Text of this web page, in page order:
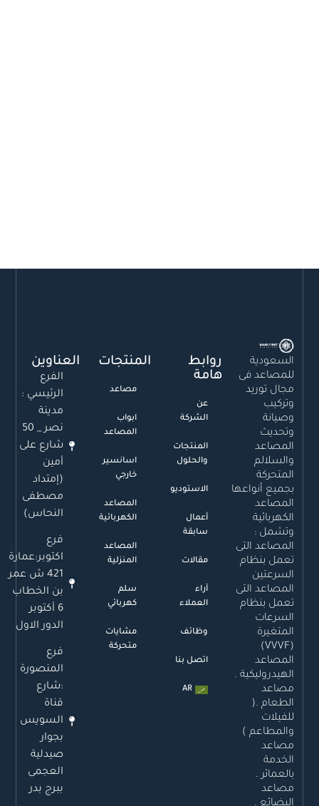
السعودية
للمصاعد فى
مجال توريد
وتركيب
وصيانة
وتحديث
المصاعد
والسلالم
المتحركة
بجميع أنواعها
المصاعد
الكهربائية
وتشمل :
المصاعد التى
تعمل بنظام
السرعتين
المصاعد التى
تعمل بنظام
السرعات
المتغيرة
(VVVF)
المصاعد
الهيدروليكية .
مصاعد
الطعام .(
للفيلات
والمطاعم )
مصاعد
الخدمة
بالعمائر .
مصاعد
روابط
هامة
عن
الشركة
المنتجات
والحلول
الاستوديو
أعمال
سابقة
مقالات
آراء
العملاء
وظائف
اتصل بنا
AR
المنتجات
مصاعد
ابواب
المصاعد
اسانسير
خارجي
المصاعد
الكهربائية
المصاعد
المنزلية
سلم
كهربائي
مشايات
متحركة
العناوين
الفرع
الرئيسي :
مدينة
نصر _ 50
شارع على
أمين
(إمتداد
مصطفى
النحاس)
فرع
اكتوبر:عمارة
421 ش عمر
بن الخطاب
6 أكتوبر
الدور الاول
فرع
المنصورة
:شارع
قناة
السويس
بجوار
صيدلية
العجمى
ببرج بدر